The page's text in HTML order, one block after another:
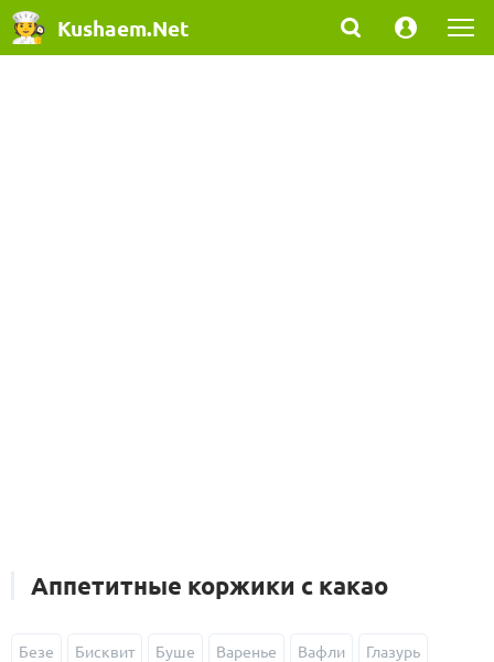
Kushaem.Net
Аппетитные коржики с какао
Безе Бисквит Буше Варенье Вафли Глазурь